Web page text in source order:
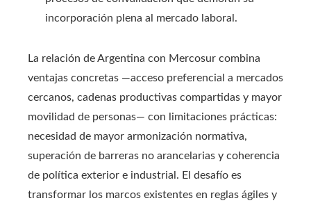
incorporación plena al mercado laboral.
La relación de Argentina con Mercosur combina
ventajas concretas —acceso preferencial a mercados
cercanos, cadenas productivas compartidas y mayor
movilidad de personas— con limitaciones prácticas:
necesidad de mayor armonización normativa,
superación de barreras no arancelarias y coherencia
de política exterior e industrial. El desafío es
transformar los marcos existentes en reglas ágiles y